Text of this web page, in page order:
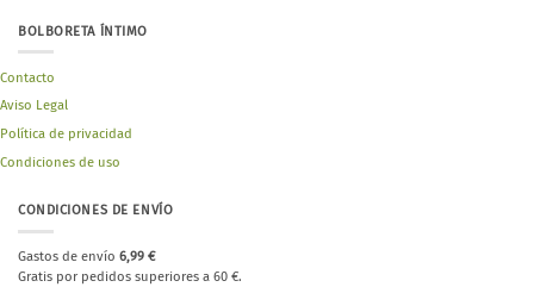
BOLBORETA ÍNTIMO
Contacto
Aviso Legal
Política de privacidad
Condiciones de uso
CONDICIONES DE ENVÍO
Gastos de envío 6,99 €
Gratis por pedidos superiores a 60 €.